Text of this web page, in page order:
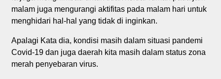
malam juga mengurangi aktifitas pada malam hari untuk
menghidari hal-hal yang tidak di inginkan.
Apalagi Kata dia, kondisi masih dalam situasi pandemi
Covid-19 dan juga daerah kita masih dalam status zona
merah penyebaran virus.